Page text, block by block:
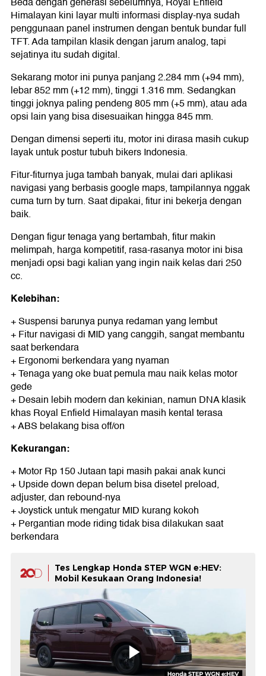
Himalayan kini layar multi informasi display-nya sudah
penggunaan panel instrumen dengan bentuk bundar full
TFT. Ada tampilan klasik dengan jarum analog, tapi
sejatinya itu sudah digital.
Sekarang motor ini punya panjang 2.284 mm (+94 mm),
lebar 852 mm (+12 mm), tinggi 1.316 mm. Sedangkan
tinggi joknya paling pendeng 805 mm (+5 mm), atau ada
opsi lain yang bisa disesuaikan hingga 845 mm.
Dengan dimensi seperti itu, motor ini dirasa masih cukup
layak untuk postur tubuh bikers Indonesia.
Fitur-fiturnya juga tambah banyak, mulai dari aplikasi
navigasi yang berbasis google maps, tampilannya nggak
cuma turn by turn. Saat dipakai, fitur ini bekerja dengan
baik.
Dengan figur tenaga yang bertambah, fitur makin
melimpah, harga kompetitif, rasa-rasanya motor ini bisa
menjadi opsi bagi kalian yang ingin naik kelas dari 250
cc.
Kelebihan:
+ Suspensi barunya punya redaman yang lembut
+ Fitur navigasi di MID yang canggih, sangat membantu
saat berkendara
+ Ergonomi berkendara yang nyaman
+ Tenaga yang oke buat pemula mau naik kelas motor
gede
+ Desain lebih modern dan kekinian, namun DNA klasik
khas Royal Enfield Himalayan masih kental terasa
+ ABS belakang bisa off/on
Kekurangan:
+ Motor Rp 150 Jutaan tapi masih pakai anak kunci
+ Upside down depan belum bisa disetel preload,
adjuster, dan rebound-nya
+ Joystick untuk mengatur MID kurang kokoh
+ Pergantian mode riding tidak bisa dilakukan saat
berkendara
Tes Lengkap Honda STEP WGN e:HEV:
Mobil Kesukaan Orang Indonesia!